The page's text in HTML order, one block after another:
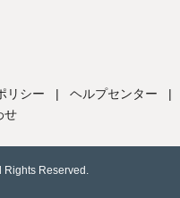
リシー | ヘルプセンター
|
せ
Rights Reserved.